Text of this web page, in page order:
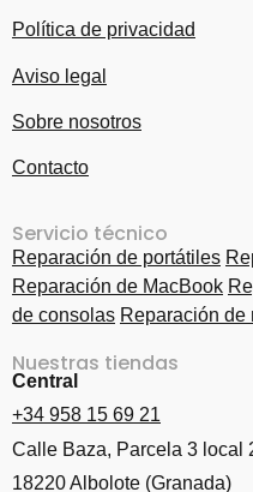
Política de privacidad
Aviso legal
Sobre nosotros
Contacto
Servicio técnico
Reparación de portátiles
Reparación de MacBook
de consolas Reparación de
Nuestras tiendas
Central
+34 958 15 69 21
Calle Baza, Parcela 3 local
18220 Albolote (Granada)